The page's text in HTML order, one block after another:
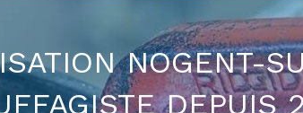
NOGENT-
DEPUIS